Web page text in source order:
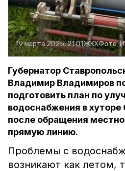
19 марта 2025, 21:01ЖКХФото:
Губернатор
Владимир Владимиров
подготовить план по
водоснабжения в
после обращения
прямую линию.
Проблемы с
возникают как летом,